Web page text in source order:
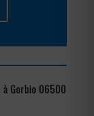
Gorbio 06500